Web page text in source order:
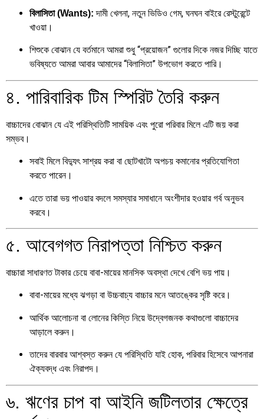
বিলাসিতা (Wants): দামী খেলনা, নতুন ভিডিও গেম, ঘনঘন বাইরে রেস্টুরেন্টে
খাওয়া।
শিশুকে বোঝান যে বর্তমানে আমরা শুধু “প্রয়োজন” গুলোর দিকে নজর দিচ্ছি যাতে
ভবিষ্যতে আমরা আবার আমাদের “বিলাসিতা” উপভোগ করতে পারি।
৪. পারিবারিক টিম স্পিরিট তৈরি করুন
বাচ্চাদের বোঝান যে এই পরিস্থিতিটি সাময়িক এবং পুরো পরিবার মিলে এটি জয় করা
সম্ভব।
সবাই মিলে বিদ্যুৎ সাশ্রয় করা বা ছোটখাটো অপচয় কমানোর প্রতিযোগিতা
করতে পারেন।
এতে তারা ভয় পাওয়ার বদলে সমস্যার সমাধানে অংশীদার হওয়ার গর্ব অনুভব
করবে।
৫. আবেগগত নিরাপত্তা নিশ্চিত করুন
বাচ্চারা সাধারণত টাকার চেয়ে বাবা-মায়ের মানসিক অবস্থা দেখে বেশি ভয় পায়।
বাবা-মায়ের মধ্যে ঝগড়া বা উচ্চবাচ্য বাচ্চার মনে আতঙ্কের সৃষ্টি করে।
আর্থিক আলোচনা বা লোনের কিস্তি নিয়ে উদ্বেগজনক কথাগুলো বাচ্চাদের
আড়ালে করুন।
তাদের বারবার আশ্বস্ত করুন যে পরিস্থিতি যাই হোক, পরিবার হিসেবে আপনারা
ঐক্যবদ্ধ এবং নিরাপদ।
৬. ঋণের চাপ বা আইনি জটিলতার ক্ষেত্রে